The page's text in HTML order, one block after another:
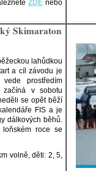
ZDE nebo
Skimaraton
lahůdkou
a cíl závodu je
prostředím
začíná v sobotu
se opět běží
FIS a je
dálkových běhů.
loňském roce se
volně, děti: 2, 5,